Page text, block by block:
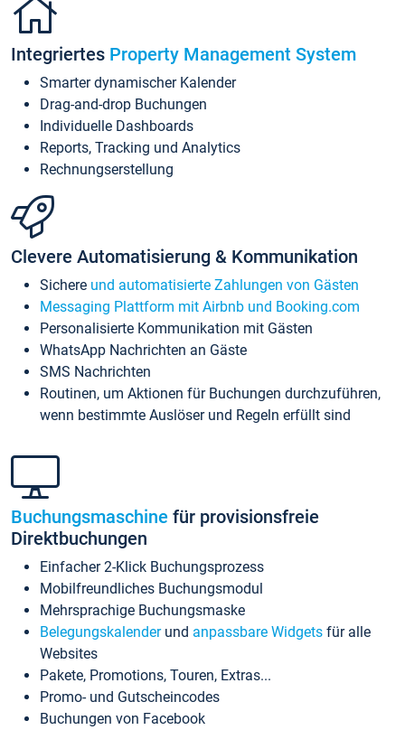
Integriertes Property Management System
Smarter dynamischer Kalender
Drag-and-drop Buchungen
Individuelle Dashboards
Reports, Tracking und Analytics
Rechnungserstellung
Clevere Automatisierung & Kommunikation
Sichere und automatisierte Zahlungen von Gästen
Messaging Plattform mit Airbnb und Booking.com
Personalisierte Kommunikation mit Gästen
WhatsApp Nachrichten an Gäste
SMS Nachrichten
Routinen, um Aktionen für Buchungen durchzuführen,
wenn bestimmte Auslöser und Regeln erfüllt sind
Buchungsmaschine für provisionsfreie
Direktbuchungen
Einfacher 2-Klick Buchungsprozess
Mobilfreundliches Buchungsmodul
Mehrsprachige Buchungsmaske
Belegungskalenderund anpassbare Widgets für alle
Websites
Pakete, Promotions, Touren, Extras...
Promo- und Gutscheincodes
Buchungen von Facebook